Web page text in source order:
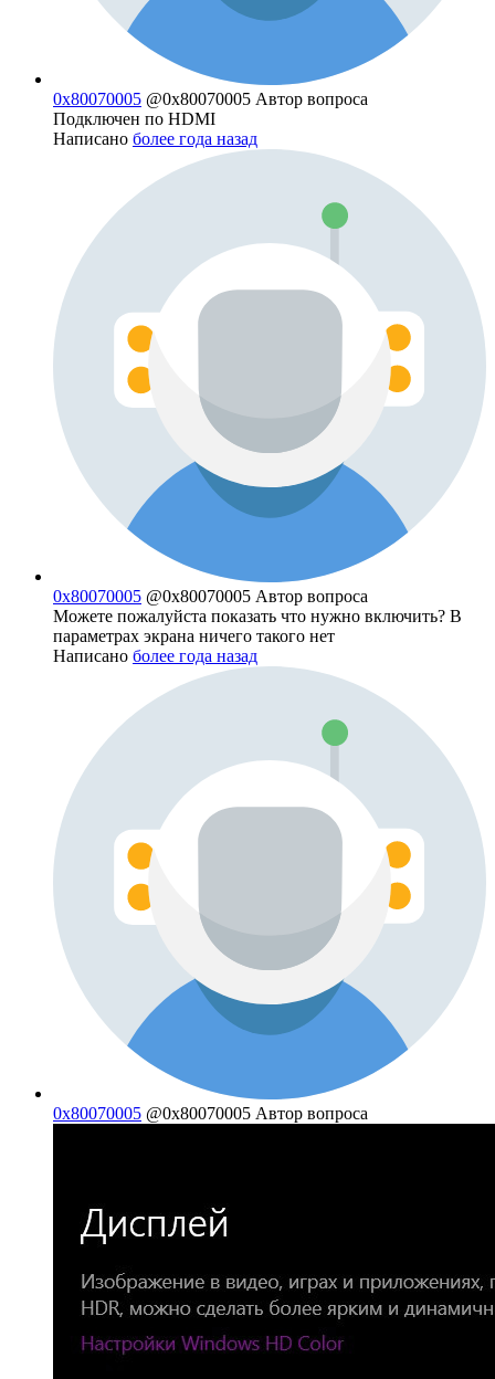
0x80070005 @0x80070005 Автор вопроса
Подключен по HDMI
Написано более года назад
0x80070005 @0x80070005 Автор вопроса
Можете пожалуйста показать что нужно включить? В
параметрах экрана ничего такого нет
Написано более года назад
0x80070005 @0x80070005 Автор вопроса